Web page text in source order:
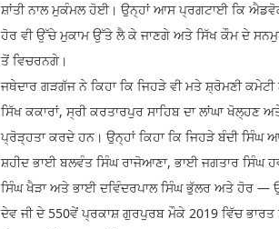
ਸ਼ਾਂਤੀ ਨਾਲ ਮੁਕੰਮਲ ਹੋਈ। ਉਨ੍ਹਾਂ ਆਸ ਪ੍ਰਗਟਾਈ ਕਿ
ਹੋਰ ਵੀ ਉੱਚੇ ਮੁਕਾਮ ਉੱਤੇ ਲੈ ਕੇ ਜਾਣਗੇ ਅਤੇ ਸਿੱਖ ਕੌਮ ਦੇ
ਤੋਂ ਵਿਚਰਨਗੇ।
ਜਥੇਦਾਰ ਗੜਗੱਜ ਨੇ ਕਿਹਾ ਕਿ ਜਿਹੜੇ ਵੀ ਮਤੇ ਸ਼੍ਰੋਮਣੀ
ਸਿੱਖ ਕਕਾਰਾਂ, ਸ੍ਰੀ ਕਰਤਾਰਪੁਰ ਸਾਹਿਬ ਦਾ ਲਾਂਘਾ
ਪ੍ਰੋੜ੍ਹਤਾ ਕਰਦੇ ਹਨ। ਉਨ੍ਹਾਂ ਕਿਹਾ ਕਿ ਜਿਹੜੇ ਬੰਦੀ ਸਿੰਘ
ਸ਼ਹੀਦ ਭਾਈ ਬਲਵੰਤ ਸਿੰਘ ਰਾਜੋਆਣਾ, ਭਾਈ ਜਗਤਾਰ ਸਿੰਘ
ਸਿੰਘ ਖੈੜਾ ਅਤੇ ਭਾਈ ਦਵਿੰਦਰਪਾਲ ਸਿੰਘ ਭੁੱਲਰ ਅਤੇ ਹੋਰ —
ਦੇਵ ਜੀ ਦੇ 550ਵੇਂ ਪ੍ਰਕਾਸ਼ ਗੁਰਪੁਰਬ ਮੌਕੇ 2019 ਵਿੱਚ